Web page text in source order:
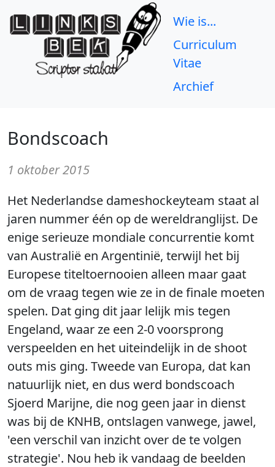
Wie is...
Curriculum
Vitae
Archief
Bondscoach
1 oktober 2015
Het Nederlandse dameshockeyteam staat al
jaren nummer één op de wereldranglijst. De
enige serieuze mondiale concurrentie komt
van Australië en Argentinië, terwijl het bij
Europese titeltoernooien alleen maar gaat
om de vraag tegen wie ze in de finale moeten
spelen. Dat ging dit jaar lelijk mis tegen
Engeland, waar ze een 2-0 voorsprong
verspeelden en het uiteindelijk in de shoot
outs mis ging. Tweede van Europa, dat kan
natuurlijk niet, en dus werd bondscoach
Sjoerd Marijne, die nog geen jaar in dienst
was bij de KNHB, ontslagen vanwege, jawel,
'een verschil van inzicht over de te volgen
strategie'. Nou heb ik vandaag de beelden